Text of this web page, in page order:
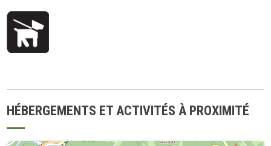
HÉBERGEMENTS ET ACTIVITÉS À PROXIMITÉ